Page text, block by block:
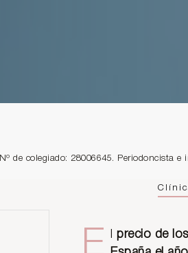
Nº de colegiado: 28006645. Periodoncista
E precio de